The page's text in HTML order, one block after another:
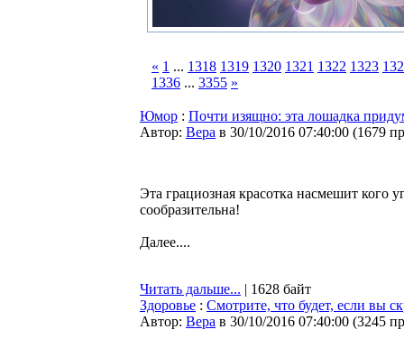
« 1 ... 1318 1319 1320 1321 1322 1323
1336 ... 3355 »
Юмор : Почти изящно: эта лошадка
Автор: Bepa в 30/10/2016 07:40:00 (1679
Эта грациозная красотка насмешит кого
сообразительна!
Далее....
Читать дальше... | 1628 байт
Здоровье : Смотрите, что будет, если вы
Автор: Bepa в 30/10/2016 07:40:00 (3245